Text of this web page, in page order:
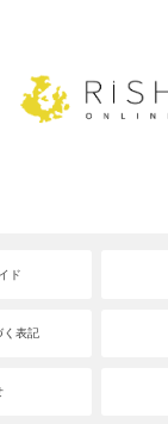
ド
く表記